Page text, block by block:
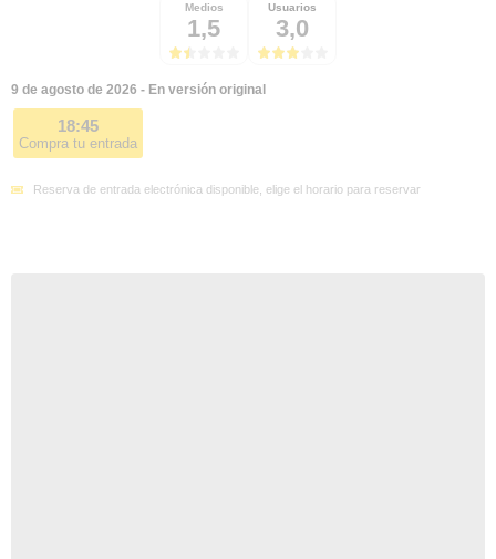
Medios
1,5
Usuarios
3,0
9 de agosto de 2026 - En versión original
18:45
Compra tu entrada
Reserva de entrada electrónica disponible, elige el horario para reservar